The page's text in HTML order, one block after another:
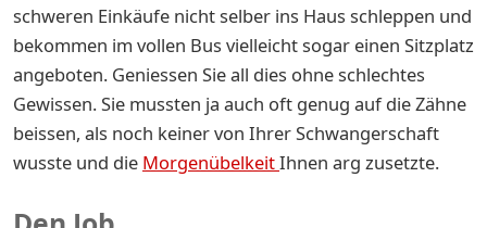
schweren Einkäufe nicht selber ins Haus schleppen und
bekommen im vollen Bus vielleicht sogar einen Sitzplatz
angeboten. Geniessen Sie all dies ohne schlechtes
Gewissen. Sie mussten ja auch oft genug auf die Zähne
beissen, als noch keiner von Ihrer Schwangerschaft
wusste und die MorgenübelkeitIhnen arg zusetzte.